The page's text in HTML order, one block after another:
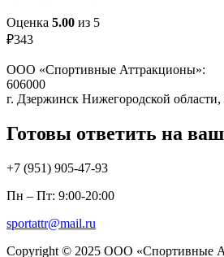
Оценка 5.00 из 5
₽343
ООО «Спортивные Аттракционы»:
606000
г. Дзержинск Нижегородской области,
Готовы ответить на
+7 (951) 905-47-93
Пн – Пт: 9:00-20:00
sportattr@mail.ru
Copyright © 2025 ООО «Спортивные